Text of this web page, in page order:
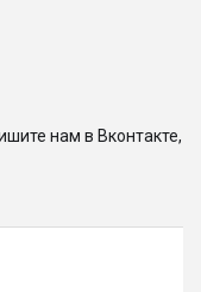
нам в Вконтакте,